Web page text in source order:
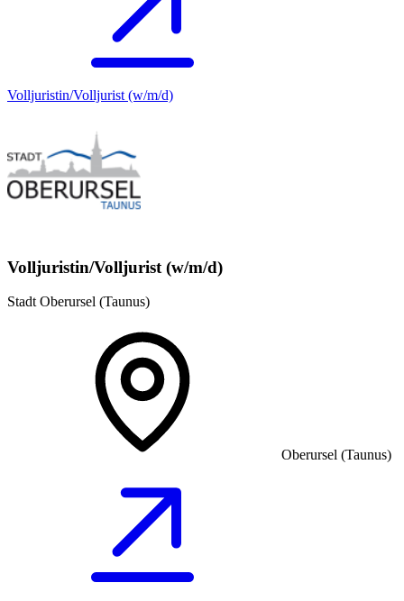
Volljuristin/Volljurist (w/m/d)
Volljuristin/Volljurist (w/m/d)
Stadt Oberursel (Taunus)
Oberursel (Taunus)